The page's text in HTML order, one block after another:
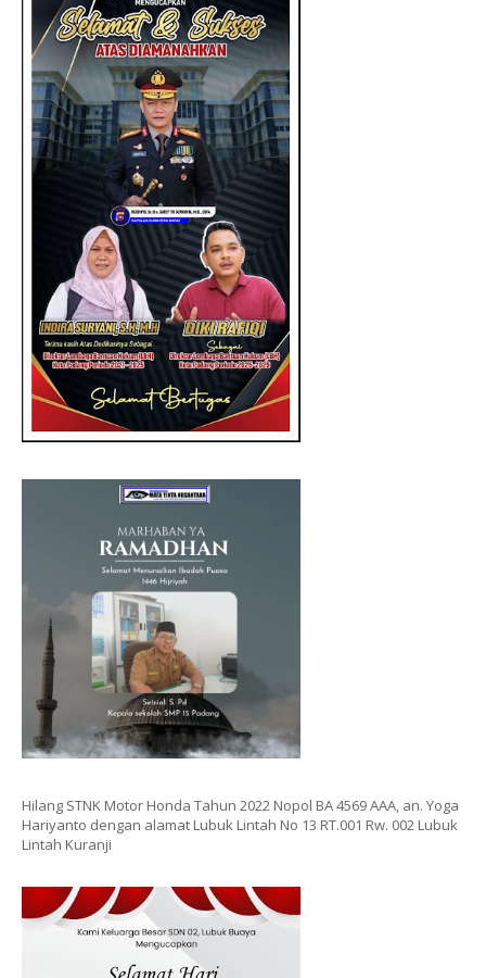
Hilang STNK Motor Honda Tahun 2022 Nopol BA 4569 AAA, an. Yoga
Hariyanto dengan alamat Lubuk Lintah No 13 RT.001 Rw. 002 Lubuk
Lintah Kuranji